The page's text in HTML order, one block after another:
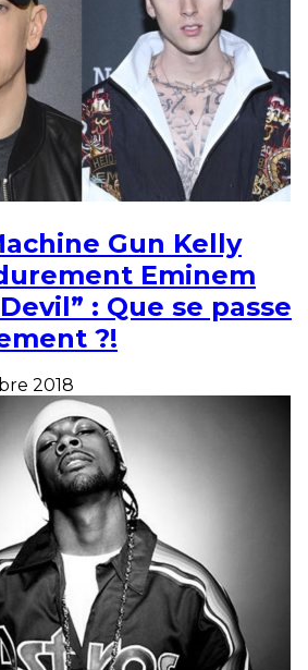
Gun Kelly
Eminem
: Que se passe
?!
2018